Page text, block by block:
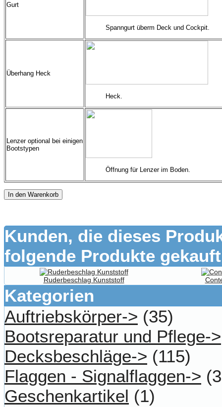
Gurt
Spanngurt überm Deck und Cockpit.
Überhang Heck
Heck.
Lenzer optional bei einigen
Bootstypen
Öffnung für Lenzer im Boden.
In den Warenkorb
Kunden, die dieses
folgende Produkte
Ruderbeschlag Kunststoff
Kategorien
Auftriebskörper-> (35)
Bootsreparatur und Pflege->
Decksbeschläge-> (115)
Flaggen - Signalflaggen->
Geschenkartikel (1)